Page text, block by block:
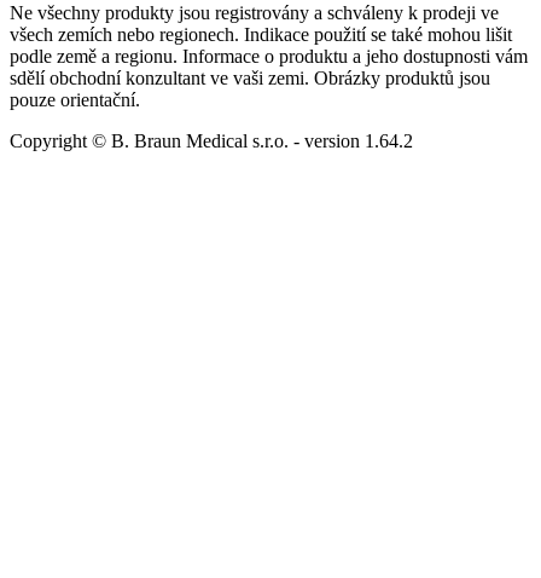
Ne všechny produkty jsou registrovány a schváleny k prodeji ve
všech zemích nebo regionech. Indikace použití se také mohou lišit
podle země a regionu. Informace o produktu a jeho dostupnosti vám
sdělí obchodní konzultant ve vaši zemi. Obrázky produktů jsou
pouze orientační.
Copyright © B. Braun Medical s.r.o. - version 1.64.2